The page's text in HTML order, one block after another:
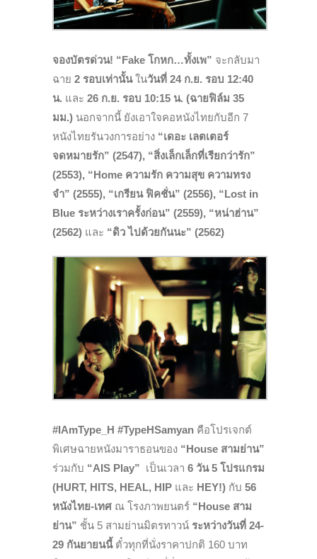
จองบัตรด่วน! “Fake โกหก…ทั้งเพ” จะกลับมา
ฉาย 2 รอบเท่านั้นในวันที่ 24 ก.ย. รอบ 12:40
น. และ 26 ก.ย. รอบ 10:15 น. (ฉายฟิล์ม 35
มม.) นอกจากนี้ ยังเอาใจคอหนังไทยกับอีก 7
หนังไทยรันวงการอย่าง “เดอะ เลตเตอร์
จดหมายรัก” (2547), “สิ่งเล็กเล็กที่เรียกว่ารัก”
(2553), “Home ความรัก ความสุข ความทรง
จำ” (2555), “เกรียน ฟิคชั่น” (2556), “Lost in
Blue ระหว่างเราครั้งก่อน” (2559), “หน่าฮ่าน”
(2562) และ “ดิว ไปด้วยกันนะ” (2562)
#IAmType_H #TypeHSamyan คือโปรเจกต์
พิเศษฉายหนังมาราธอนของ “House สามย่าน”
ร่วมกับ “AIS Play” เป็นเวลา 6 วัน 5 โปรแกรม
(HURT, HITS, HEAL, HIP และ HEY!) กับ 56
หนังไทย-เทศ ณ โรงภาพยนตร์ “House สาม
ย่าน” ชั้น 5 สามย่านมิตรทาวน์ ระหว่างวันที่ 24-
29 กันยายนนี้ตั๋วทุกที่นั่งราคาปกติ 160 บาท